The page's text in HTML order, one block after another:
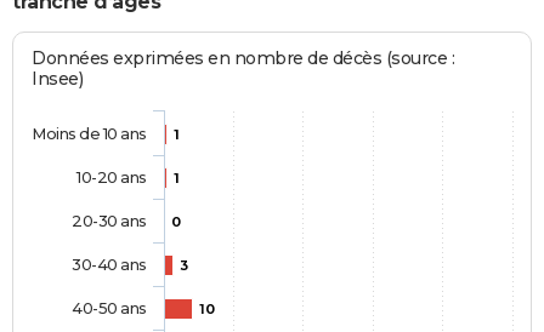
Données exprimées en nombre de décès (source :
Insee)
1
1
0
3
10
Moins de 10 ans
10-20 ans
20-30 ans
30-40 ans
40-50 ans